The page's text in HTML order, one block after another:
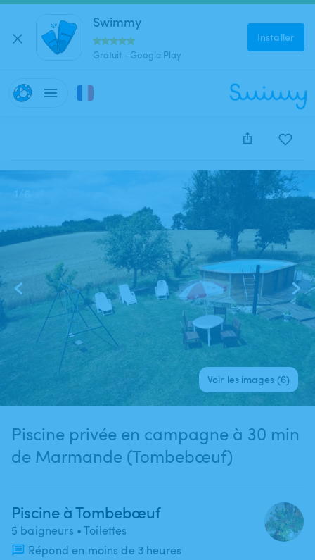
Swimmy
Gratuit - Google Play
Installer
Cette annonce est close et ne peut être réservée.
1/6
Voir les images (6)
Piscine privée en campagne à 30 min
de Marmande (Tombebœuf)
Piscine à Tombebœuf
5 baigneurs • Toilettes
Répond en moins de 3 heures